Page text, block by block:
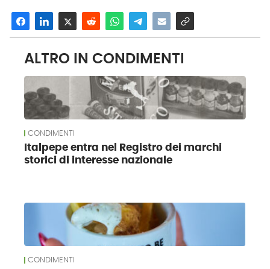
ALTRO IN CONDIMENTI
CONDIMENTI
Italpepe entra nel Registro dei marchi
storici di interesse nazionale
CONDIMENTI